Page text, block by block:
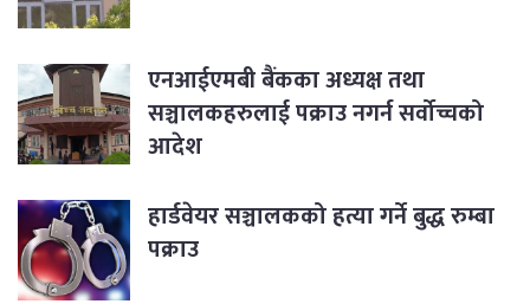
एनआईएमबी बैंकका अध्यक्ष तथा
सञ्चालकहरुलाई पक्राउ नगर्न सर्वोच्चको
आदेश
हार्डवेयर सञ्चालकको हत्या गर्ने बुद्ध रुम्बा
पक्राउ